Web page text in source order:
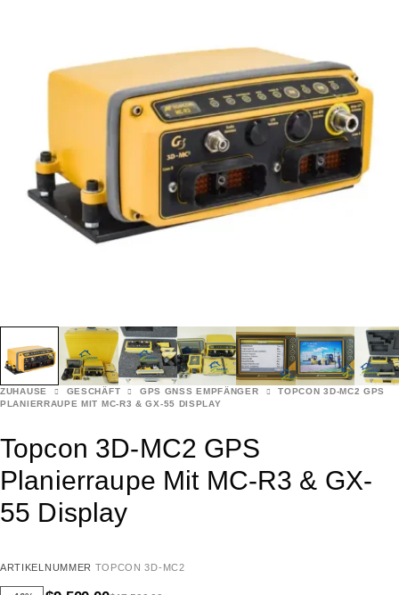
ZUHAUSE GESCHÄFT GPS GNSS EMPFÄNGER
TOPCON 3D-MC2 GPS
PLANIERRAUPE MIT MC-R3 & GX-55 DISPLAY
Topcon 3D-MC2 GPS
Planierraupe Mit MC-R3 & GX-
55 Display
ARTIKELNUMMER TOPCON 3D-MC2